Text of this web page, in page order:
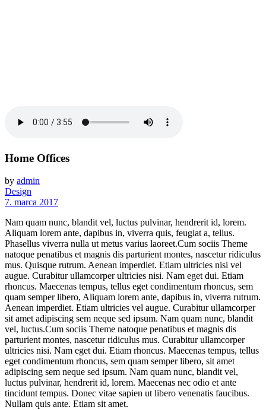
Home Offices
by admin
Design
7. marca 2017
Nam quam nunc, blandit vel, luctus pulvinar, hendrerit id, lorem.
Aliquam lorem ante, dapibus in, viverra quis, feugiat a, tellus.
Phasellus viverra nulla ut metus varius laoreet.Cum sociis Theme
natoque penatibus et magnis dis parturient montes, nascetur ridiculus
mus. Quisque rutrum. Aenean imperdiet. Etiam ultricies nisi vel
augue. Curabitur ullamcorper ultricies nisi. Nam eget dui. Etiam
rhoncus. Maecenas tempus, tellus eget condimentum rhoncus, sem
quam semper libero, Aliquam lorem ante, dapibus in, viverra rutrum.
Aenean imperdiet. Etiam ultricies vel augue. Curabitur ullamcorper
sit amet adipiscing sem neque sed ipsum. Nam quam nunc, blandit
vel, luctus.Cum sociis Theme natoque penatibus et magnis dis
parturient montes, nascetur ridiculus mus. Curabitur ullamcorper
ultricies nisi. Nam eget dui. Etiam rhoncus. Maecenas tempus, tellus
eget condimentum rhoncus, sem quam semper libero, sit amet
adipiscing sem neque sed ipsum. Nam quam nunc, blandit vel,
luctus pulvinar, hendrerit id, lorem. Maecenas nec odio et ante
tincidunt tempus. Donec vitae sapien ut libero venenatis faucibus.
Nullam quis ante. Etiam sit amet.